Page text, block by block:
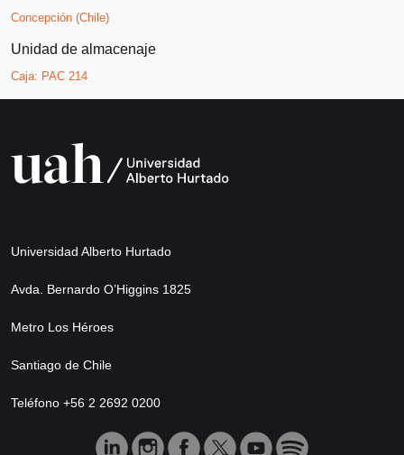
Concepción (Chile)
Unidad de almacenaje
Caja: PAC 214
Universidad Alberto Hurtado
Avda. Bernardo O’Higgins 1825
Metro Los Héroes
Santiago de Chile
Teléfono +56 2 2692 0200